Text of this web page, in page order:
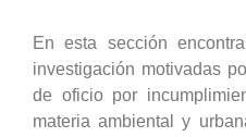
En esta sección
investigación motivadas
de oficio por
materia ambiental y